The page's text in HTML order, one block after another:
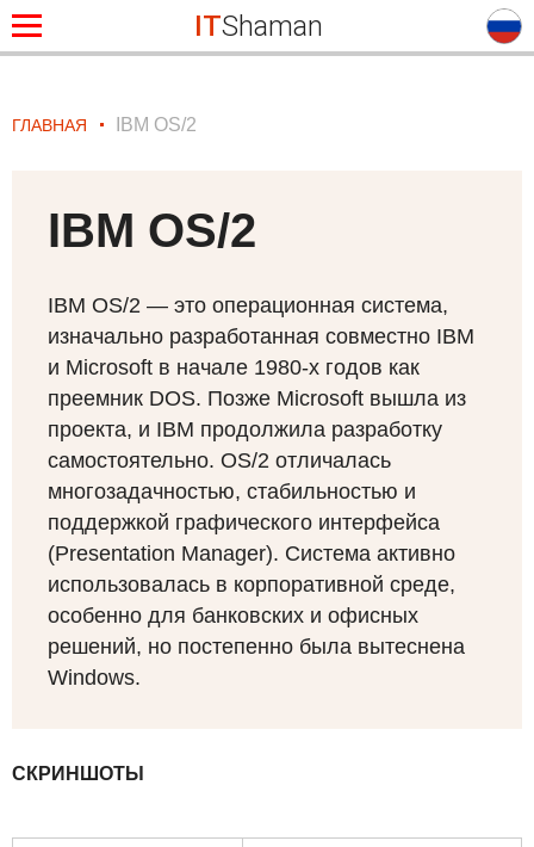
ITShaman
ГЛАВНАЯ IBM OS/2
IBM OS/2
IBM OS/2 — это операционная система,
изначально разработанная совместно IBM
и Microsoft в начале 1980-х годов как
преемник DOS. Позже Microsoft вышла из
проекта, и IBM продолжила разработку
самостоятельно. OS/2 отличалась
многозадачностью, стабильностью и
поддержкой графического интерфейса
(Presentation Manager). Система активно
использовалась в корпоративной среде,
особенно для банковских и офисных
решений, но постепенно была вытеснена
Windows.
СКРИНШОТЫ